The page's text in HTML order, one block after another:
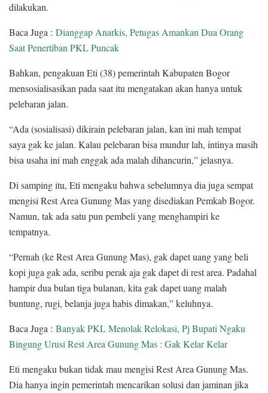
dilakukan.
Baca Juga : Dianggap Anarkis, Petugas Amankan Dua Orang
Saat Penertiban PKL Puncak
Bahkan, pengakuan Eti (38) pemerintah Kabupaten Bogor
mensosialisasikan pada saat itu mengatakan akan hanya untuk
pelebaran jalan.
“Ada (sosialisasi) dikirain pelebaran jalan, kan ini mah tempat
saya gak ke jalan. Kalau pelebaran bisa mundur lah, intinya masih
bisa usaha ini mah enggak ada malah dihancurin,” jelasnya.
Di samping itu, Eti mengaku bahwa sebelumnya dia juga sempat
mengisi Rest Area Gunung Mas yang disediakan Pemkab Bogor.
Namun, tak ada satu pun pembeli yang menghampiri ke
tempatnya.
“Pernah (ke Rest Area Gunung Mas), gak dapet uang yang beli
kopi juga gak ada, seribu perak aja gak dapet di rest area. Padahal
hampir dua bulan tiga bulanan, kita gak dapet uang malah
buntung, rugi, belanja juga habis dimakan,” keluhnya.
Baca Juga : Banyak PKL Menolak Relokasi, Pj Bupati Ngaku
Bingung Urusi Rest Area Gunung Mas : Gak Kelar Kelar
Eti mengaku bukan tidak mau mengisi Rest Area Gunung Mas.
Dia hanya ingin pemerintah mencarikan solusi dan jaminan jika